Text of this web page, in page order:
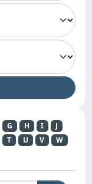
G H I
J
T U V
W